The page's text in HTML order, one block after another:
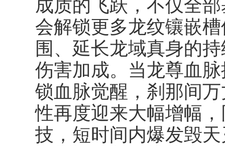
会解锁更多龙纹镶嵌
围、延长龙域真身的
伤害加成。当龙尊血
锁血脉觉醒 ，刹那间
性再度迎来大幅增幅
技，短时间内爆发毁